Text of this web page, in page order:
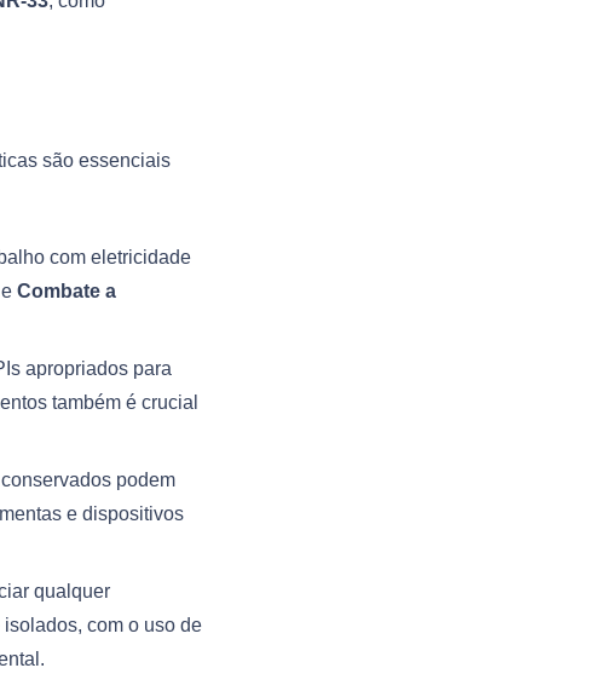
são essenciais
com eletricidade
Combate a
apropriados para
também é crucial
podem
e dispositivos
qualquer
com o uso de